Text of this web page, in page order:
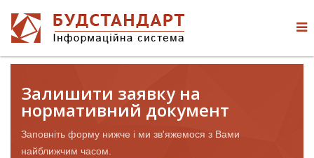
Залишити заявку на
нормативний документ
Заповніть форму нижче і ми зв'яжемося з Вами
найближчим часом.